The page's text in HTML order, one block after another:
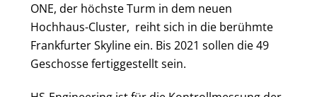
ONE, der höchste Turm in dem neuen
Hochhaus-Cluster, reiht sich in die berühmte
Frankfurter Skyline ein. Bis 2021 sollen die 49
Geschosse fertiggestellt sein.